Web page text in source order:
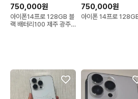
750,000원
아이폰14프로 128GB 블
랙 배터리100 제주 광주
750,000원
아이폰 14프로